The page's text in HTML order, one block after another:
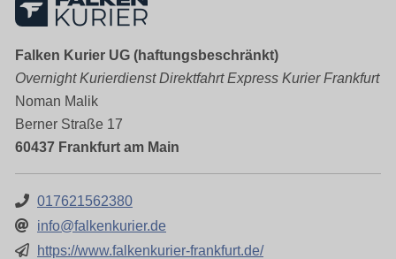
Falken Kurier UG (haftungsbeschränkt)
Overnight Kurierdienst Direktfahrt Express Kurier Frankfurt
Noman Malik
Berner Straße 17
60437 Frankfurt am Main
017621562380
info@falkenkurier.de
https://www.falkenkurier-frankfurt.de/